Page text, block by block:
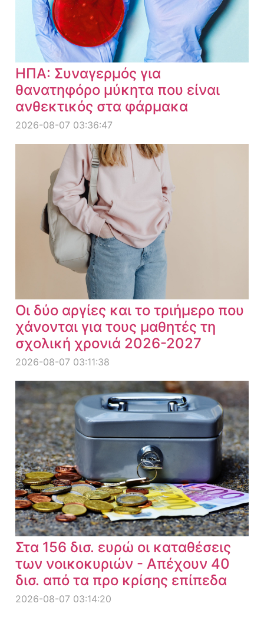
ΗΠΑ: Συναγερμός για
θανατηφόρο μύκητα που είναι
ανθεκτικός στα φάρμακα
2026-08-07 03:36:47
Οι δύο αργίες και το τριήμερο που
χάνονται για τους μαθητές τη
σχολική χρονιά 2026-2027
2026-08-07 03:11:38
Στα 156 δισ. ευρώ οι καταθέσεις
των νοικοκυριών - Απέχουν 40
δισ. από τα προ κρίσης επίπεδα
2026-08-07 03:14:20